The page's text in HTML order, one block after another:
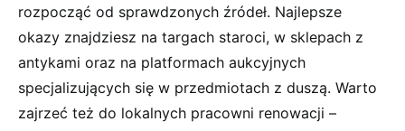
rozpocząć od sprawdzonych ​źródeł. Najlepsze
okazy ⁤znajdziesz na targach staroci, w sklepach z
antykami oraz na platformach aukcyjnych
specjalizujących się w przedmiotach z duszą. Warto
zajrzeć ‌też do lokalnych ‌pracowni renowacji⁢ –